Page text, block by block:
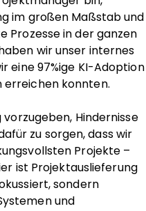
im großen Maßstab und
Prozesse in der ganzen
wir unser internes
eine 97%ige KI-Adoption
erreichen konnten.
vorzugeben, Hindernisse
zu sorgen, dass wir
Projekte –
ist Projektauslieferung
sondern
und